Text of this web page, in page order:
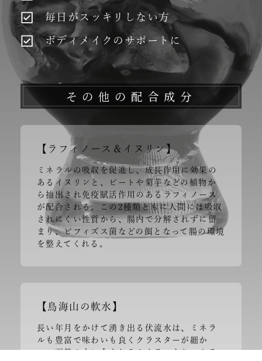
毎日がスッキリしない方
ボディメイクのサポートに
その他の配合成分
【ラフィノース＆イヌリン】
ミネラルの吸収を促進し、成長作用に効果の
あるイヌリンと、ビートや菊芋などの植物か
ら抽出され免疫賦活作用のあるラフィノース
が配合される。この2種類ともに人間には吸収
されにくい性質から、腸内で分解されずに留
まり、ビフィズス菌などの餌となって腸の環境
を整えてくれる。
【鳥海山の軟水】
長い年月をかけて湧き出る伏流水は、ミネラ
ルも豊富で味わいも良くクラスターが細か
い。天然の水に含まれるミネラルより、クラ